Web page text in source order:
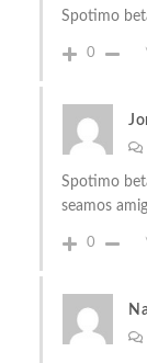
Spotimo
0
Spotimo
seamos
0